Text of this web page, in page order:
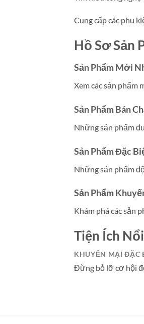
Cung cấp các phụ
Hồ Sơ Sản
Sản Phẩm Mới
Xem các sản
Sản Phẩm Bán
Những sản phẩm
Sản Phẩm Đặc
Những sản phẩm
Sản Phẩm
Khám phá các sản
Tiện Ích
KHUYẾN MẠI ĐẶC
Đừng bỏ lỡ cơ hội